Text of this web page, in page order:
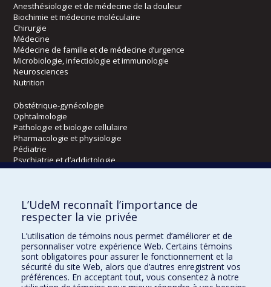
Anesthésiologie et de médecine de la douleur
Biochimie et médecine moléculaire
Chirurgie
Médecine
Médecine de famille et de médecine d’urgence
Microbiologie, infectiologie et immunologie
Neurosciences
Nutrition
Obstétrique-gynécologie
Ophtalmologie
Pathologie et biologie cellulaire
Pharmacologie et physiologie
Pédiatrie
Psychiatrie et d’addictologie
Radiologie, radio-oncologie et médecine nucléaire
Écoles
Orthophonie et audiologie
Réadaptation
Directions
L’UdeM reconnaît l’importance de
respecter la vie privée
L’utilisation de témoins nous permet d’améliorer et de
personnaliser votre expérience Web. Certains témoins
sont obligatoires pour assurer le fonctionnement et la
sécurité du site Web, alors que d’autres enregistrent vos
préférences. En acceptant tout, vous consentez à notre